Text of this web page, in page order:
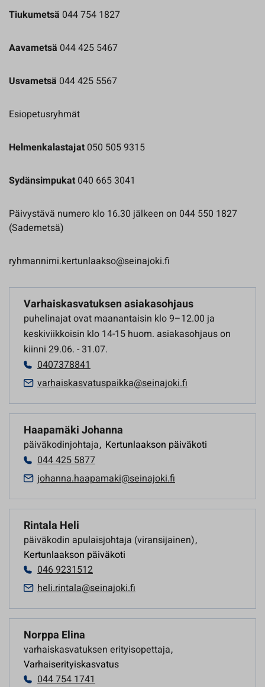
Tiukumetsä 044 754 1827
Aavametsä 044 425 5467
Usvametsä 044 425 5567
Esiopetusryhmät
Helmenkalastajat 050 505 9315
Sydänsimpukat 040 665 3041
Päivystävä numero klo 16.30 jälkeen on 044 550 1827
(Sademetsä)
ryhmannimi.kertunlaakso@seinajoki.fi
Varhaiskasvatuksen asiakasohjaus
puhelinajat ovat maanantaisin klo 9–12.00 ja
keskiviikkoisin klo 14-15 huom. asiakasohjaus on
kiinni 29.06. - 31.07.
0407378841
varhaiskasvatuspaikka@seinajoki.fi
Haapamäki Johanna
päiväkodinjohtaja, Kertunlaakson päiväkoti
044 425 5877
johanna.haapamaki@seinajoki.fi
Rintala Heli
päiväkodin apulaisjohtaja (viransijainen),
Kertunlaakson päiväkoti
046 9231512
heli.rintala@seinajoki.fi
Norppa Elina
varhaiskasvatuksen erityisopettaja,
Varhaiserityiskasvatus
044 754 1741